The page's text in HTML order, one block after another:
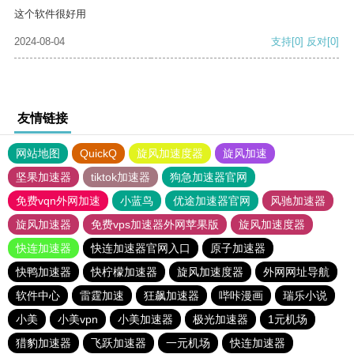
这个软件很好用
2024-08-04 支持[0] 反对[0]
友情链接
网站地图 QuickQ 旋风加速度器
旋风加速
坚果加速器
tiktok加速器
狗急加速器官网
免费vqn外网加速
小蓝鸟 优途加速器官网
风驰加速器
旋风加速器
免费vps加速器外网苹果版
旋风加速度器
快连加速器
快连加速器官网入口
原子加速器
快鸭加速器
快柠檬加速器 旋风加速度器
外网网址导航
软件中心
雷霆加速 狂飙加速器 哔咔漫画
瑞乐小说
小美
小美vpn 小美加速器 极光加速器
1元机场
猎豹加速器
飞跃加速器 一元机场 快连加速器